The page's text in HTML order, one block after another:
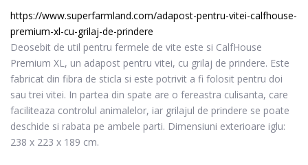
https://www.superfarmland.com/adapost-pentru-vitei-calfhouse-
premium-xl-cu-grilaj-de-prindere
Deosebit de util pentru fermele de vite este si CalfHouse
Premium XL, un adapost pentru vitei, cu grilaj de prindere. Este
fabricat din fibra de sticla si este potrivit a fi folosit pentru doi
sau trei vitei. In partea din spate are o fereastra culisanta, care
faciliteaza controlul animalelor, iar grilajul de prindere se poate
deschide si rabata pe ambele parti. Dimensiuni exterioare iglu:
238 x 223 x 189 cm.